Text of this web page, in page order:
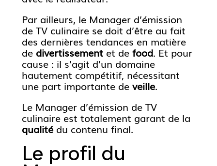
Par ailleurs, le Manager d’émission
de TV culinaire se doit d’être au fait
des dernières tendances en matière
de divertissementet de food. Et pour
cause : il s’agit d’un domaine
hautement compétitif, nécessitant
une part importante de veille.
Le Manager d’émission de TV
culinaire est totalement garant de la
qualitédu contenu final.
Le profil du